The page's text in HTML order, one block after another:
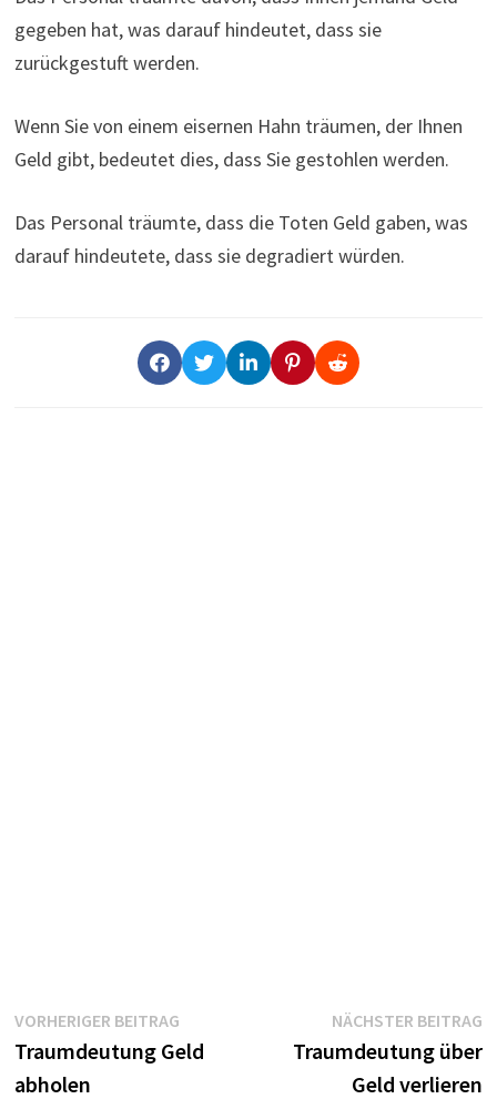
gegeben hat, was darauf hindeutet, dass sie
zurückgestuft werden.
Wenn Sie von einem eisernen Hahn träumen, der Ihnen
Geld gibt, bedeutet dies, dass Sie gestohlen werden.
Das Personal träumte, dass die Toten Geld gaben, was
darauf hindeutete, dass sie degradiert würden.
Beitragsnavigation
VORHERIGER BEITRAGVorheriger
Beitrag:
Traumdeutung Geld
abholen
NÄCHSTER BEITRAG
Traumdeutung über
Geld verlieren